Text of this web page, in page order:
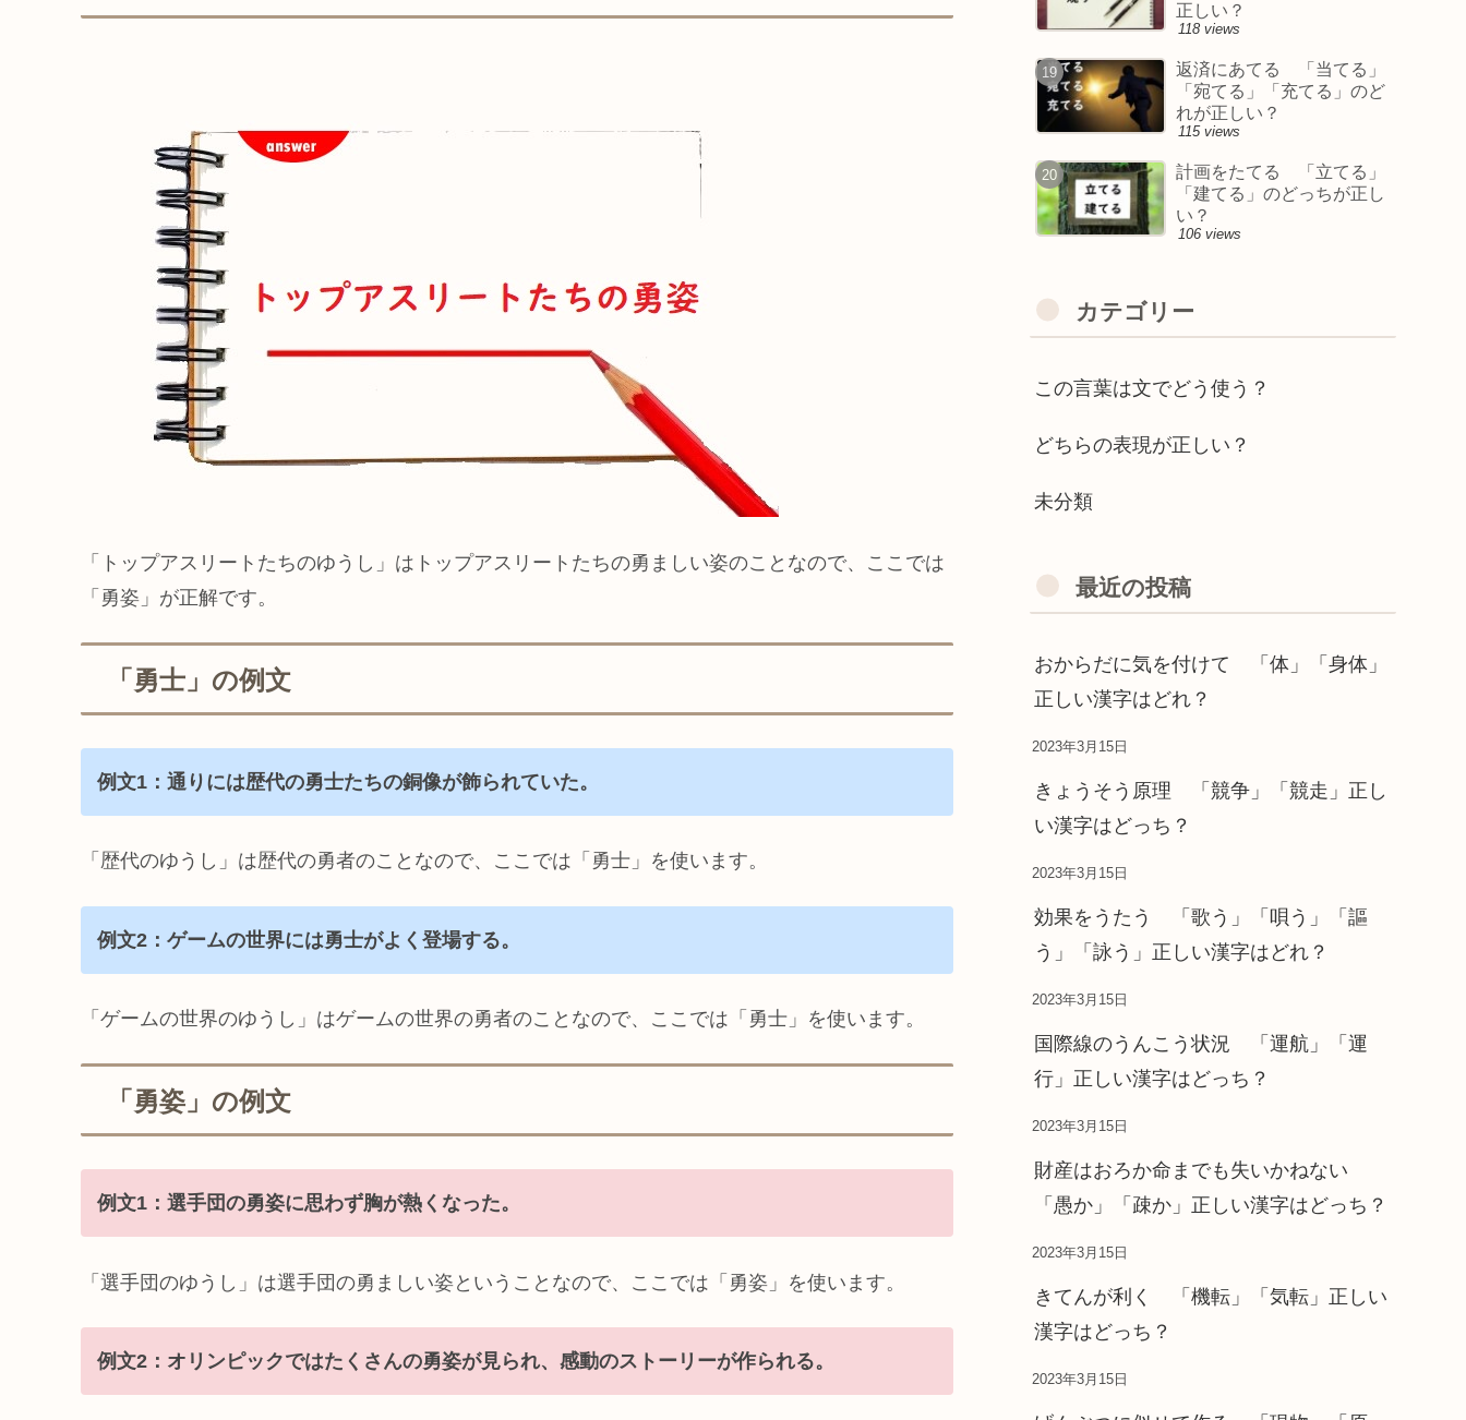
「トップアスリートたちのゆうし」はトップアスリートたちの勇ましい姿のことなので、ここでは
「勇姿」が正解です。
「勇士」の例文
例文1：通りには歴代の勇士たちの銅像が飾られていた。
「歴代のゆうし」は歴代の勇者のことなので、ここでは「勇士」を使います。
例文2：ゲームの世界には勇士がよく登場する。
「ゲームの世界のゆうし」はゲームの世界の勇者のことなので、ここでは「勇士」を使います。
「勇姿」の例文
例文1：選手団の勇姿に思わず胸が熱くなった。
「選手団のゆうし」は選手団の勇ましい姿ということなので、ここでは「勇姿」を使います。
例文2：オリンピックではたくさんの勇姿が見られ、感動のストーリーが作られる。
正しい？
118 views
返済にあてる 「当てる」
「宛てる」「充てる」のど
れが正しい？
115 views
計画をたてる 「立てる」
「建てる」のどっちが正し
い？
106 views
カテゴリー
この言葉は文でどう使う？
どちらの表現が正しい？
未分類
最近の投稿
おからだに気を付けて 「体」「身体」
正しい漢字はどれ？
2023年3月15日
きょうそう原理 「競争」「競走」正し
い漢字はどっち？
2023年3月15日
効果をうたう 「歌う」「唄う」「謳
う」「詠う」正しい漢字はどれ？
2023年3月15日
国際線のうんこう状況 「運航」「運
行」正しい漢字はどっち？
2023年3月15日
財産はおろか命までも失いかねない
「愚か」「疎か」正しい漢字はどっち？
2023年3月15日
きてんが利く 「機転」「気転」正しい
漢字はどっち？
2023年3月15日